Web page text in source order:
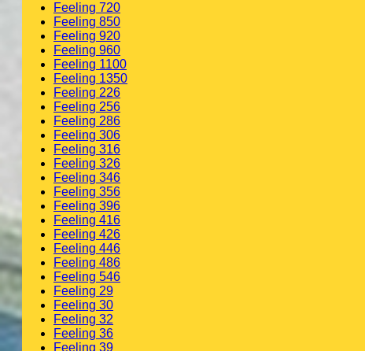
Feeling 720
Feeling 850
Feeling 920
Feeling 960
Feeling 1100
Feeling 1350
Feeling 226
Feeling 256
Feeling 286
Feeling 306
Feeling 316
Feeling 326
Feeling 346
Feeling 356
Feeling 396
Feeling 416
Feeling 426
Feeling 446
Feeling 486
Feeling 546
Feeling 29
Feeling 30
Feeling 32
Feeling 36
Feeling 39